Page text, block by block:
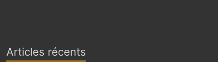
Articles récents